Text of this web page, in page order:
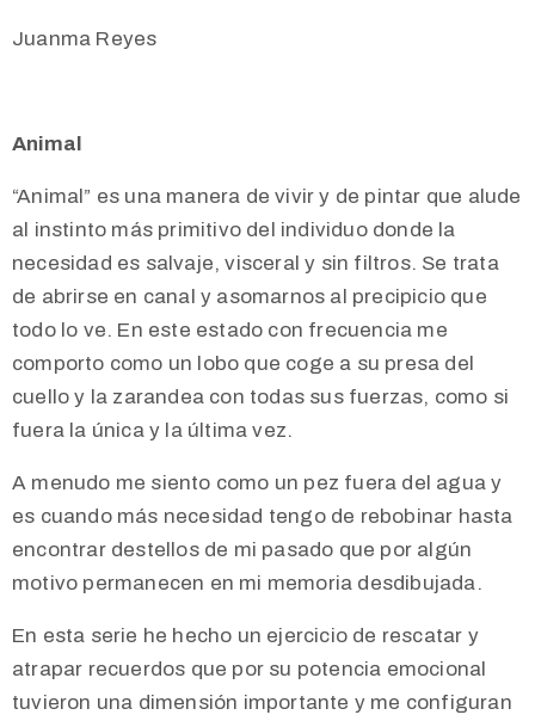
Juanma Reyes
Animal
“Animal” es una manera de vivir y de pintar que alude
al instinto más primitivo del individuo donde la
necesidad es salvaje, visceral y sin filtros. Se trata
de abrirse en canal y asomarnos al precipicio que
todo lo ve. En este estado con frecuencia me
comporto como un lobo que coge a su presa del
cuello y la zarandea con todas sus fuerzas, como si
fuera la única y la última vez.
A menudo me siento como un pez fuera del agua y
es cuando más necesidad tengo de rebobinar hasta
encontrar destellos de mi pasado que por algún
motivo permanecen en mi memoria desdibujada.
En esta serie he hecho un ejercicio de rescatar y
atrapar recuerdos que por su potencia emocional
tuvieron una dimensión importante y me configuran